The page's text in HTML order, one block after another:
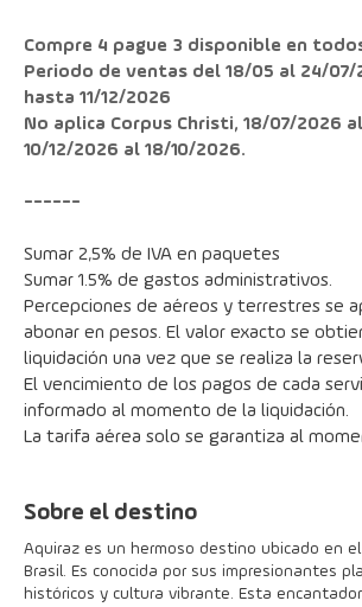
Compre 4 pague 3 disponible en
Periodo de ventas del 18/05 al 24/
hasta 11/12/2026
No aplica Corpus Christi, 18/07/2026
10/12/2026 al 18/10/2026.
------
Sumar 2,5% de IVA en paquetes
Sumar 1.5% de gastos administrativos.
Percepciones de aéreos y terrestres se
abonar en pesos. El valor exacto se
liquidación una vez que se realiza la
El vencimiento de los pagos de cada
informado al momento de la liquidación.
La tarifa aérea solo se garantiza al
Sobre el destino
Aquiraz es un hermoso destino ubicado en
Brasil. Es conocida por sus impresionantes
históricos y cultura vibrante. Esta